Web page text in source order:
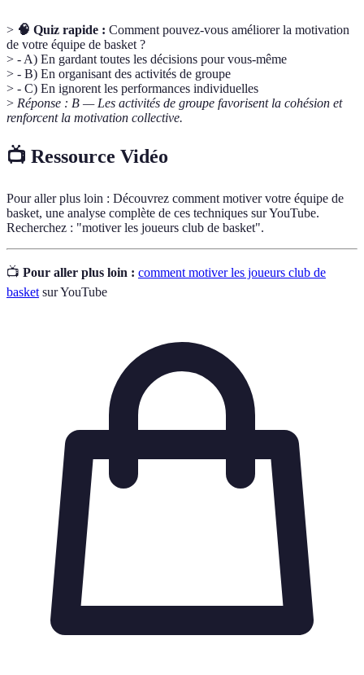
> 🧠 Quiz rapide : Comment pouvez-vous améliorer la motivation
de votre équipe de basket ?
> - A) En gardant toutes les décisions pour vous-même
> - B) En organisant des activités de groupe
> - C) En ignorent les performances individuelles
> Réponse : B — Les activités de groupe favorisent la cohésion et
renforcent la motivation collective.
📺 Ressource Vidéo
Pour aller plus loin : Découvrez comment motiver votre équipe de
basket, une analyse complète de ces techniques sur YouTube.
Recherchez : "motiver les joueurs club de basket".
📺 Pour aller plus loin : comment motiver les joueurs club de
basket sur YouTube